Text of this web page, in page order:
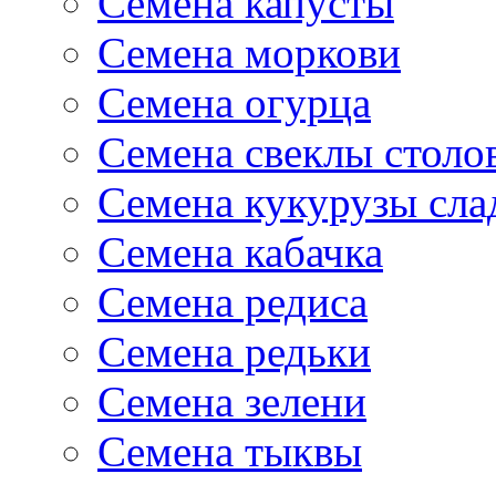
Семена моркови
Семена огурца
Семена свеклы
Семена кукурузы
Семена кабачка
Семена редиса
Семена редьки
Семена зелени
Семена тыквы